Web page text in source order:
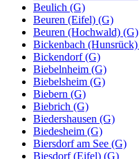
Beulich (G)
Beuren (Eifel) (G)
Beuren (Hochwald) (G)
Bickenbach
Bickendorf (G)
Biebelnheim (G)
Biebelsheim (G)
Biebern (G)
Biebrich (G)
Biedershausen (G)
Biedesheim (G)
Biersdorf am See (G)
Biesdorf (Eifel) (G)